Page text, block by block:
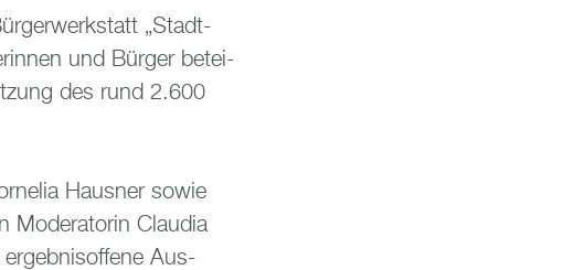
„Stadt­
und Bür­ger be­tei­
des rund 2.600
Haus­ner sowie
Mo­de­ra­to­rin Clau­dia
er­geb­nis­of­fe­ne Aus­